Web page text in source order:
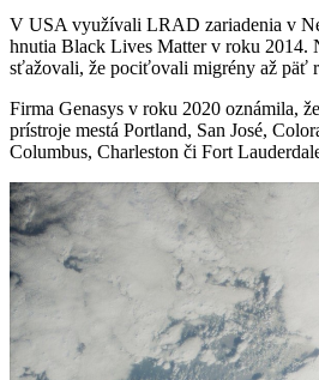
V USA využívali LRAD zariadenia v
hnutia Black Lives Matter v roku 2014.
sťažovali, že pociťovali migrény až päť
Firma Genasys v roku 2020 oznámila,
prístroje mestá Portland, San José,
Columbus, Charleston či Fort